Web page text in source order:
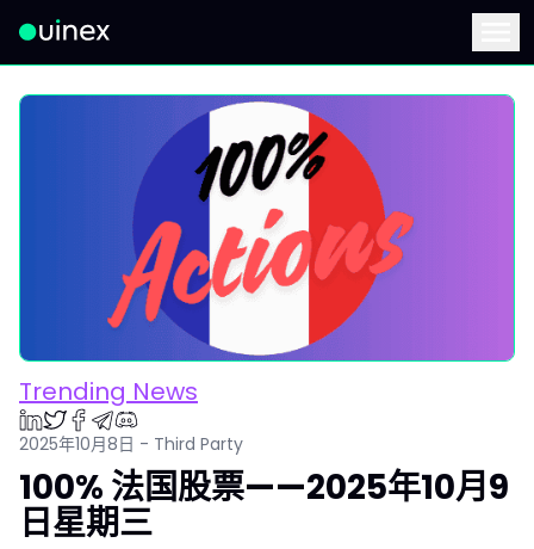
Trending News
2025年10月8日 - Third Party
100% 法国股票——2025年10月9
日星期三